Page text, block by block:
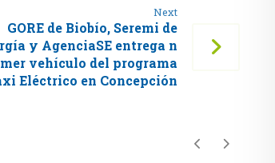
Next
GORE de Biobío, Seremi de
y AgenciaSE entrega n
vehículo del programa
Eléctrico en Concepción